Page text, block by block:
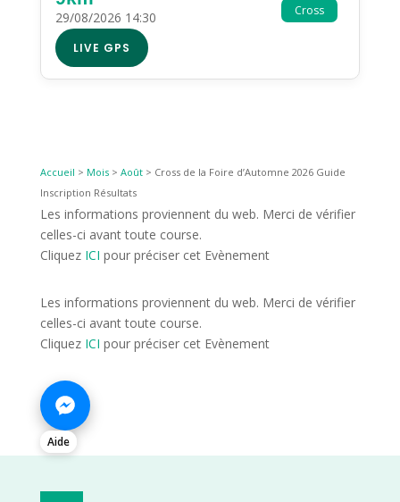
Cross
29/08/2026 14:30
LIVE GPS
Accueil > Mois> Août> Cross de la Foire d’Automne 2026 Guide
Inscription Résultats
Les informations proviennent du web. Merci de vérifier
celles-ci avant toute course.
Cliquez ICI pour préciser cet Evènement
Les informations proviennent du web. Merci de vérifier
celles-ci avant toute course.
Cliquez ICI pour préciser cet Evènement
Aide